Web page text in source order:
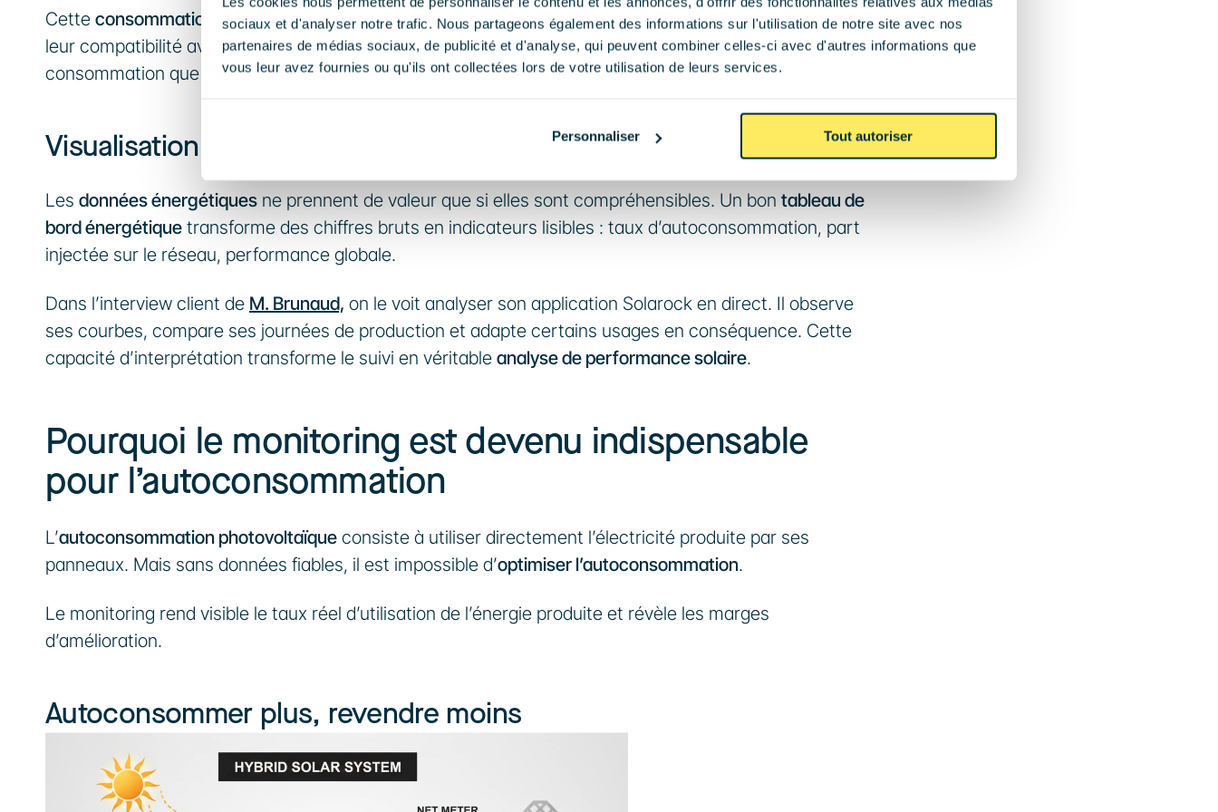
sociaux et d'analyser notre trafic. Nous partageons également des informations sur l'utilisation de notre site avec nos
partenaires de médias sociaux, de publicité et d'analyse, qui peuvent combiner celles-ci avec d'autres informations que
vous leur avez fournies ou qu'ils ont collectées lors de votre utilisation de leurs services.
Personnaliser Tout autoriser
Cette consommation en temps réel permet d’identifier les usages électriques dominants et d’analyser
leur compatibilité avec la production solaire. C’est dans ce décalage entre production et
consommation que se joue l’optimisation.
Visualisation et interprétation des données
Les données énergétiques ne prennent de valeur que si elles sont compréhensibles. Un bon tableau de
bord énergétique transforme des chiffres bruts en indicateurs lisibles : taux d’autoconsommation, part
injectée sur le réseau, performance globale.
Dans l’interview client de M. Brunaud, on le voit analyser son application Solarock en direct. Il observe
ses courbes, compare ses journées de production et adapte certains usages en conséquence. Cette
capacité d’interprétation transforme le suivi en véritable analyse de performance solaire.
Pourquoi le monitoring est devenu indispensable
pour l’autoconsommation
L’autoconsommation photovoltaïque consiste à utiliser directement l’électricité produite par ses
panneaux. Mais sans données fiables, il est impossible d’optimiser l’autoconsommation.
Le monitoring rend visible le taux réel d’utilisation de l’énergie produite et révèle les marges
d’amélioration.
Autoconsommer plus, revendre moins